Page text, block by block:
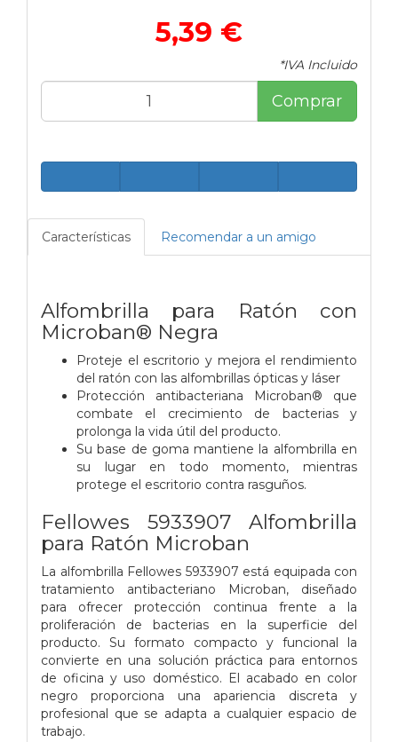
5,39 €
*IVA Incluido
Comprar
Características Recomendar a un amigo
Alfombrilla para Ratón con
Microban® Negra
Proteje el escritorio y mejora el rendimiento
del ratón con las alfombrillas ópticas y láser
Protección antibacteriana Microban® que
combate el crecimiento de bacterias y
prolonga la vida útil del producto.
Su base de goma mantiene la alfombrilla en
su lugar en todo momento, mientras
protege el escritorio contra rasguños.
Fellowes 5933907 Alfombrilla
para Ratón Microban
La alfombrilla Fellowes 5933907 está equipada con
tratamiento antibacteriano Microban, diseñado
para ofrecer protección continua frente a la
proliferación de bacterias en la superficie del
producto. Su formato compacto y funcional la
convierte en una solución práctica para entornos
de oficina y uso doméstico. El acabado en color
negro proporciona una apariencia discreta y
profesional que se adapta a cualquier espacio de
trabajo.